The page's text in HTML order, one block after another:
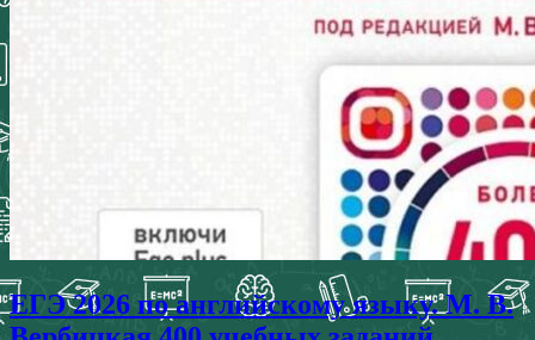
ЕГЭ 2026 по английскому языку. М. В.